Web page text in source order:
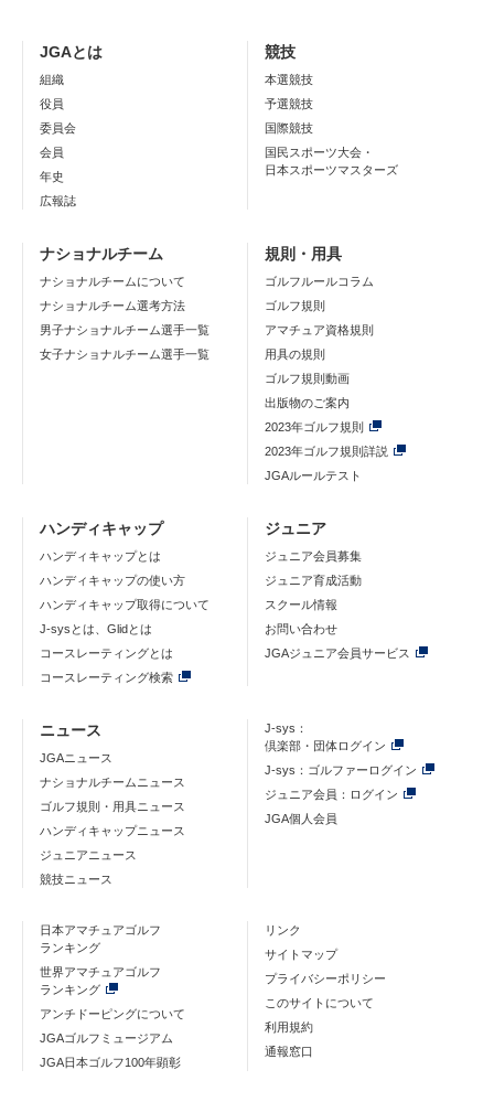
JGAとは
組織
役員
委員会
会員
年史
広報誌
競技
本選競技
予選競技
国際競技
国民スポーツ大会・
日本スポーツマスターズ
ナショナルチーム
ナショナルチームについて
ナショナルチーム選考方法
男子ナショナルチーム選手一覧
女子ナショナルチーム選手一覧
規則・用具
ゴルフルールコラム
ゴルフ規則
アマチュア資格規則
用具の規則
ゴルフ規則動画
出版物のご案内
2023年ゴルフ規則
2023年ゴルフ規則詳説
JGAルールテスト
ハンディキャップ
ハンディキャップとは
ハンディキャップの使い方
ハンディキャップ取得について
J-sysとは、Glidとは
コースレーティングとは
コースレーティング検索
ジュニア
ジュニア会員募集
ジュニア育成活動
スクール情報
お問い合わせ
JGAジュニア会員サービス
ニュース
JGAニュース
ナショナルチームニュース
ゴルフ規則・用具ニュース
ハンディキャップニュース
ジュニアニュース
競技ニュース
J-sys：
倶楽部・団体ログイン
J-sys：ゴルファーログイン
ジュニア会員：ログイン
JGA個人会員
日本アマチュアゴルフ
ランキング
世界アマチュアゴルフ
ランキング
アンチドーピングについて
JGAゴルフミュージアム
JGA日本ゴルフ100年顕彰
リンク
サイトマップ
プライバシーポリシー
このサイトについて
利用規約
通報窓口